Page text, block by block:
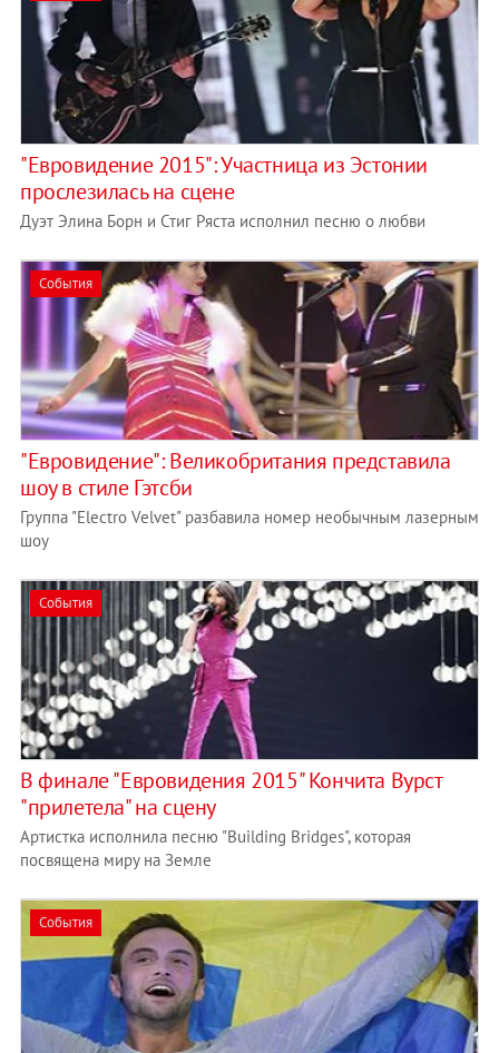
"Евровидение 2015": Участница из Эстонии
прослезилась на сцене
Дуэт Элина Борн и Стиг Ряста исполнил песню о любви
События
"Евровидение": Великобритания представила
шоу в стиле Гэтсби
Группа "Electro Velvet" разбавила номер необычным лазерным
шоу
События
В финале "Евровидения 2015" Кончита Вурст
"прилетела" на сцену
Артистка исполнила песню "Building Bridges", которая
посвящена миру на Земле
События